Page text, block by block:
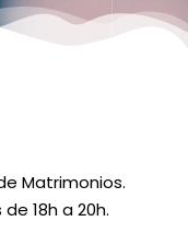
Matrimonios.
18h a 20h.